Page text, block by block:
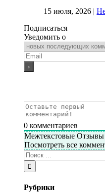
15 июля, 2026 |
Подписаться
Уведомить о
0 комментариев
Межтекстовые Отзывы
Посмотреть все
Рубрики